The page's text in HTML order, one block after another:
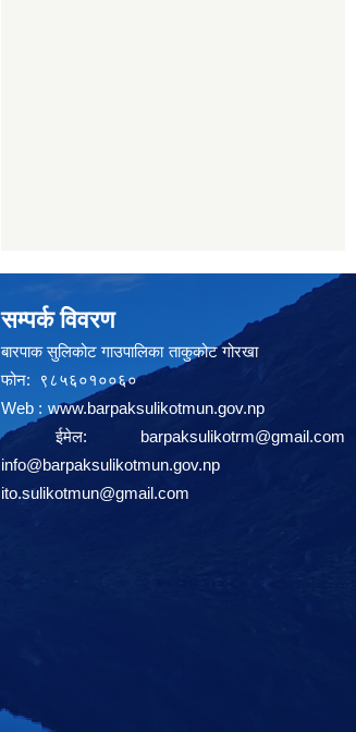
सम्पर्क विवरण
बारपाक सुलिकोट गाउपालिका ताकुकोट गोरखा
फोन: ९८५६०१००६०
Web : www.barpaksulikotmun.gov.np
ईमेल: barpaksulikotrm@gmail.com
info@barpaksulikotmun.gov.np
ito.sulikotmun@gmail.com